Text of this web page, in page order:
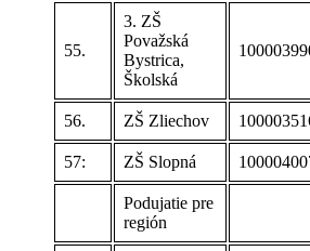
55.
3. ZŠ
Považská
Bystrica,
Školská
56. ZŠ Zliechov
57: ZŠ Slopná
Podujatie pre
región